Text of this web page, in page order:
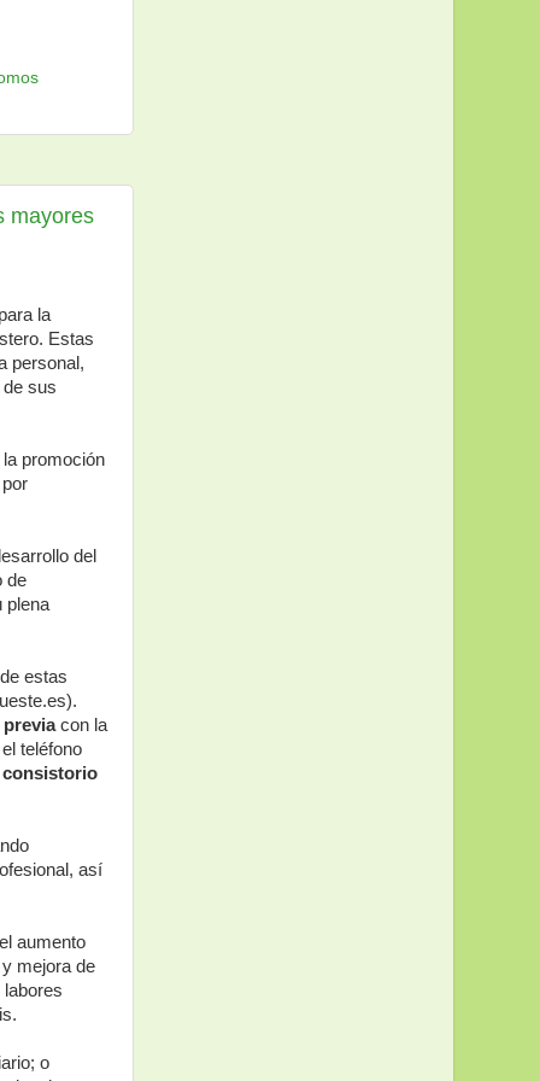
mayores
la
Estas
personal,
sus
promoción
del
de
plena
estas
previacon la
teléfono
consistorio
así
aumento
mejora de
o